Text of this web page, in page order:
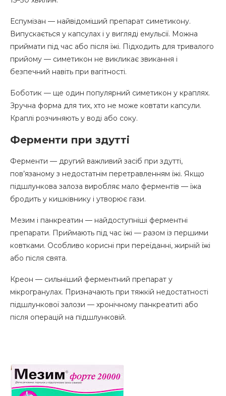
Еспумізан — найвідоміший препарат симетикону.
Випускається у капсулах і у вигляді емульсії. Можна
приймати під час або після їжі. Підходить для тривалого
прийому — симетикон не викликає звикання і
безпечний навіть при вагітності.
Боботик — ще один популярний симетикон у краплях.
Зручна форма для тих, хто не може ковтати капсули.
Краплі розчиняють у воді або соку.
Ферменти при здутті
Ферменти — другий важливий засіб при здутті,
пов’язаному з недостатнім перетравленням їжі. Якщо
підшлункова залоза виробляє мало ферментів — їжа
бродить у кишківнику і утворює гази.
Мезим і панкреатин — найдоступніші ферментні
препарати. Приймають під час їжі — разом із першими
ковтками. Особливо корисні при переїданні, жирній їжі
або після свята.
Креон — сильніший ферментний препарат у
мікрогранулах. Призначають при тяжкій недостатності
підшлункової залози — хронічному панкреатиті або
після операцій на підшлунковій.